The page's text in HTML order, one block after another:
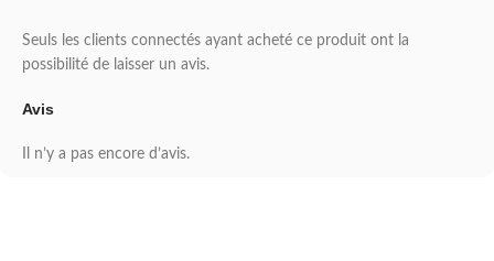
Avis
Il n’y a pas encore d’avis.
Seuls les clients connectés ayant acheté ce produit ont la
possibilité de laisser un avis.